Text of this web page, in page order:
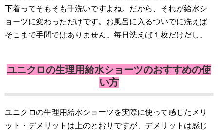
下着ってそもそも手洗いですよね。だから、それが給水シ
ョーツに変わっただけです。お風呂に入るついでに洗えば
そこまで手間ではありません。毎日洗えば１枚だけだし。
ユニクロの生理用給水ショーツのおすすめの使
い方
ユニクロの生理用給水ショーツを実際に使って感じたメリ
ット・デメリットは上のとおりですが、デメリットは感じ